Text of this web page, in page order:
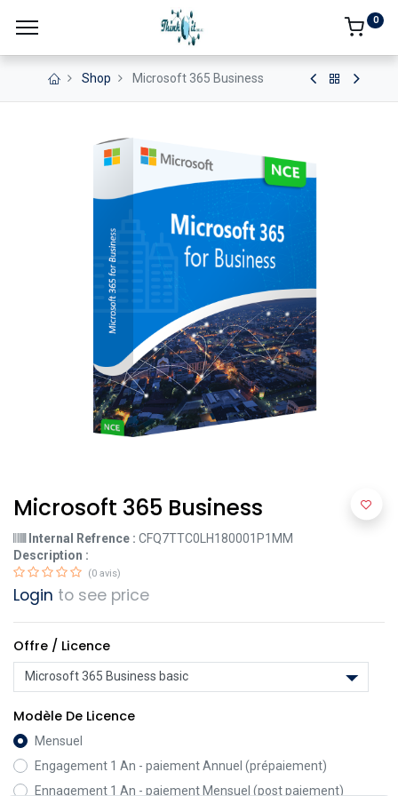
0
Shop Microsoft 365 Business
Microsoft 365 Business
Internal Refrence : CFQ7TTC0LH180001P1MM
Description :
(0 avis)
Login to see price
Offre / Licence
Modèle De Licence
Mensuel
Engagement 1 An - paiement Annuel (prépaiement)
Ennagement 1 An - paiement Mensuel (post paiement)